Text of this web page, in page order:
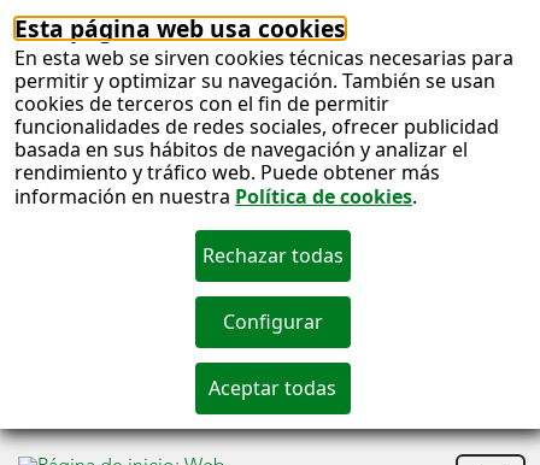
Esta página web usa cookies
En esta web se sirven cookies técnicas necesarias para
permitir y optimizar su navegación. También se usan
cookies de terceros con el fin de permitir
funcionalidades de redes sociales, ofrecer publicidad
basada en sus hábitos de navegación y analizar el
rendimiento y tráfico web. Puede obtener más
información en nuestra Política de cookies.